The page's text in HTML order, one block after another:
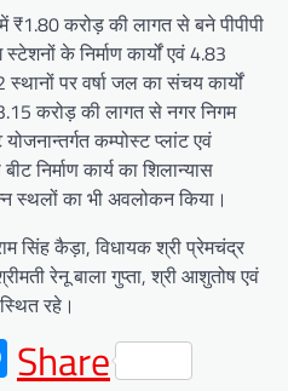
करोड़ की लागत से बने पीपीपी
के निर्माण कार्यों एवं 4.83
पर वर्षा जल का संचय कार्यों
करोड़ की लागत से नगर निगम
कम्पोस्ट प्लांट एवं
निर्माण कार्य का शिलान्यास
स्थलों का भी अवलोकन किया।
सिंह कैड़ा, विधायक श्री प्रेमचंद्र
रेनू बाला गुप्ता, श्री आशुतोष एवं
रहे।
Messenger
Share